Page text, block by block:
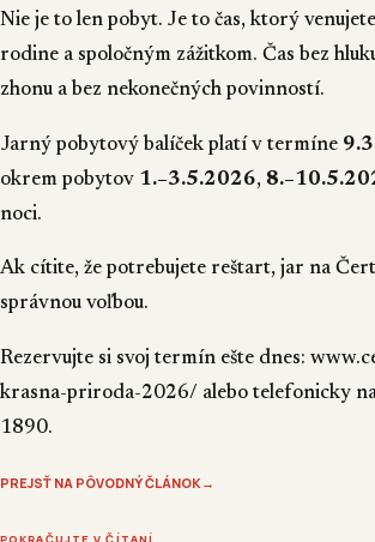
Nie je to len pobyt. Je to čas, ktorý venujete
rodine a spoločným zážitkom. Čas bez
zhonu a bez nekonečných povinností.
Jarný pobytový balíček platí v termíne
okrem pobytov 1.–3.5.2026,
noci.
Ak cítite, že potrebujete reštart, jar na
správnou voľbou.
Rezervujte si svoj termín ešte dnes:
krasna-priroda-2026/ alebo telefonicky
1890.
PREJSŤ NA PÔVODNÝ ČLÁNOK →
POKRAČUJTE V ČÍTANÍ